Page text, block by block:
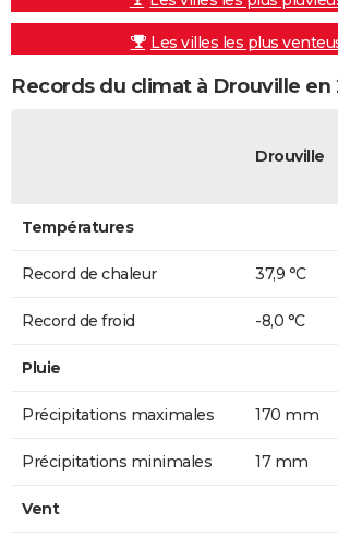
Les villes les plus
Records du climat à Drouville en
Drouville
Températures
Record de chaleur 37,9 °C
Record de froid -8,0 °C
Pluie
Précipitations maximales 170 mm
Précipitations minimales 17 mm
Vent